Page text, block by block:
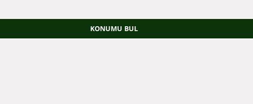
KONUMU BUL